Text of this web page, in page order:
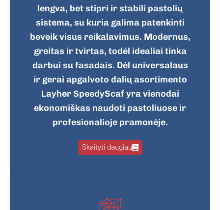
lengva, bet stipri ir stabili pastolių
sistema, su kuria galima patenkinti
beveik visus reikalavimus. Modernus,
greitas ir tvirtas, todėl idealiai tinka
darbui su fasadais. Dėl universalaus
ir gerai apgalvoto dalių asortimento
Layher SpeedyScaf yra vienodai
ekonomiškas naudoti pastoliuose ir
profesionalioje pramonėje.
Skaityti daugiau